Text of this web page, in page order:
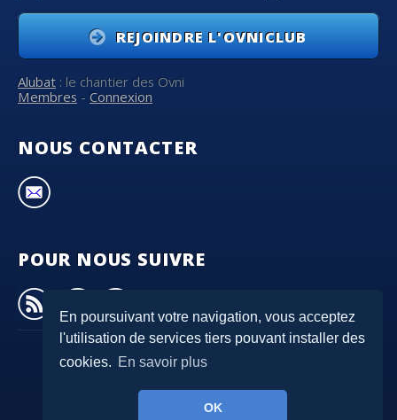
En poursuivant votre navigation, vous acceptez
l'utilisation de services tiers pouvant installer des
cookies. En savoir plus
OK
REJOINDRE L'OVNICLUB
Alubat : le chantier des Ovni
Membres - Connexion
NOUS CONTACTER
POUR NOUS SUIVRE
© 2007-2026Ovni-Club- Tous droits réservés